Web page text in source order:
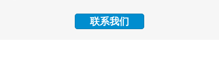
联系我们